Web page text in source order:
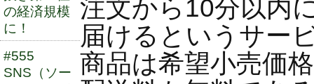
の経済規模
に！
#555
SNS（ソー
注文から10分以内
届けるというサー
商品は希望小売価